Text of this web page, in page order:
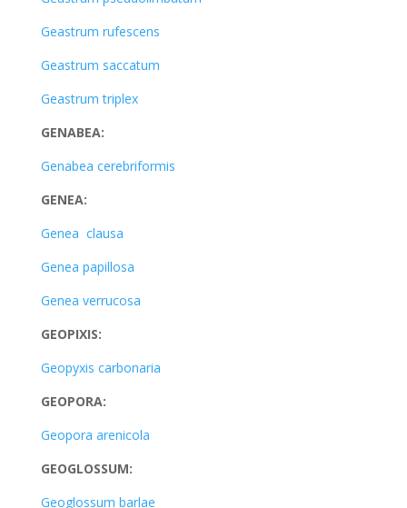
Geastrum rufescens
Geastrum saccatum
Geastrum triplex
GENABEA:
Genabea cerebriformis
GENEA:
Genea clausa
Genea papillosa
Genea verrucosa
GEOPIXIS:
Geopyxis carbonaria
GEOPORA:
Geopora arenicola
GEOGLOSSUM:
Geoglossum barlae